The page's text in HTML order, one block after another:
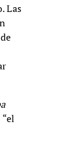
Las